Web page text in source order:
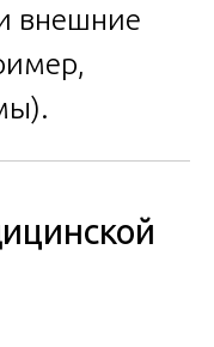
внешние